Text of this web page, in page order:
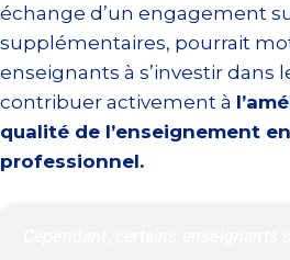
échange d’un engagement
supplémentaires, pourrait
enseignants à s’investir dans
contribuer activement à
qualité de l’enseignement
professionnel.